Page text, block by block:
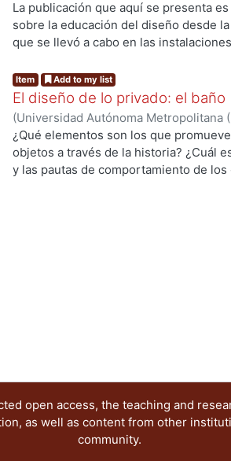
Myers, Marie J.;Gold Kohan, Bela;
Soto Walls, Luis Jorge; Tovar Romero,
La publicación que aquí se presenta
sobre la educación del diseño desde
que se llevó a cabo en las
Educación y Diseño, del
presentan los avances de
Grupo de Investigación antes citado.
publicación electrónica, reflejan
época que demanda nuevas visiones
investigación seria y rigurosa,
creación de ese nuevo conocimiento.
Item Add to my list
El diseño de lo privado: el baño
(Universidad Autónoma Metropolitana
Walls, Luis Jorge
¿Qué elementos son los que
objetos a través de la historia? ¿Cuál
y las pautas de comportamiento de
open access, the teaching and
as well as content from other
community.